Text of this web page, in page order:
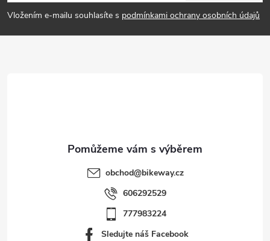
pVložením e-mailu souhlasíte s podmínkami ochrany osobních údajů
obchod@bikeway.cz
606292529
777983224
Sledujte náš Facebook